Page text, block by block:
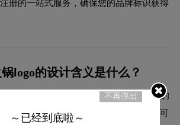
册的一站式服务，确保您的品牌标识获得
logo的设计含义是什么？
更符合现在信息爆炸的时代，像醒目的
海底捞前面加个"Hi"，与受众产生互动可
不再弹出
～已经到底啦～